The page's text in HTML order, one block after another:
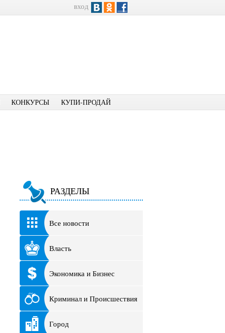
вход
КОНКУРСЫ КУПИ-ПРОДАЙ
РАЗДЕЛЫ
Все новости
Власть
Экономика и Бизнес
Криминал и Происшествия
Город